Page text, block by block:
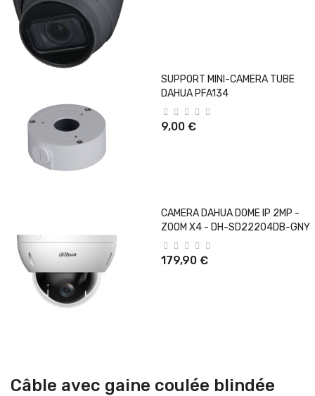
SUPPORT MINI-CAMERA TUBE
DAHUA PFA134
9,00 €
CAMERA DAHUA DOME IP 2MP -
ZOOM X4 - DH-SD22204DB-GNY
179,90 €
Câble avec gaine coulée blindée